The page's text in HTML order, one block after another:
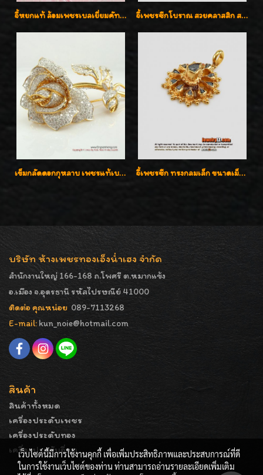
จี้หยกแท้ ล้อมเพชรเบลเยี่ยมคัท ราคาพิเศษไม่แพงค่ะ จี้เพชรซีกโบราณ สวยคลาสสิก สภาพสมบูรณ์สุดๆค่ะ
เข็มกลัดดอกกุหลาบ เพชรแท้เบลเยี่ยมคัต งานปราณีตค่ะ จี้เพชรซีก ทรงกลมเล็ก ขนาดเม็ดกระดุม สวยๆ
บริษัท ห้างเพชรทองเอ็งน่ำเฮง จำกัด
สำนักงานใหญ่ 166-168 ถ.โพศรี ต.หมากแข้ง
อ.เมือง จ.อุดรธานี รหัสไปรษณีย์ 41000
ติดต่อ คุณหน่อย 089-7113268
E-mail: kun_noie@hotmail.com
สินค้า
สินค้าทั้งหมด
เครื่องประดับเพชร
เครื่องประดับทอง
เครื่องประดับอื่นๆ
เว็บไซต์นี้มีการใช้งานคุกกี้ เพื่อเพิ่มประสิทธิภาพและประสบการณ์ที่ดี
ในการใช้งานเว็บไซต์ของท่าน ท่านสามารถอ่านรายละเอียดเพิ่มเติม